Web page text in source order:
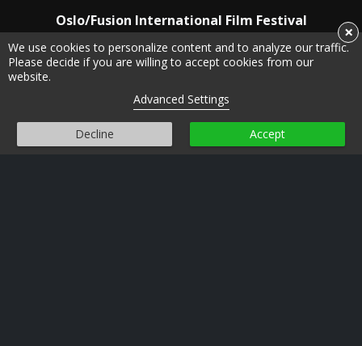
Oslo/Fusion International Film Festival
Dronningens gate 16
0152 Oslo
post@oslofusion.no
Personvern
We use cookies to personalize content and to analyze our traffic.
Please decide if you are willing to accept cookies from our
website.
Advanced Settings
Decline Accept
×